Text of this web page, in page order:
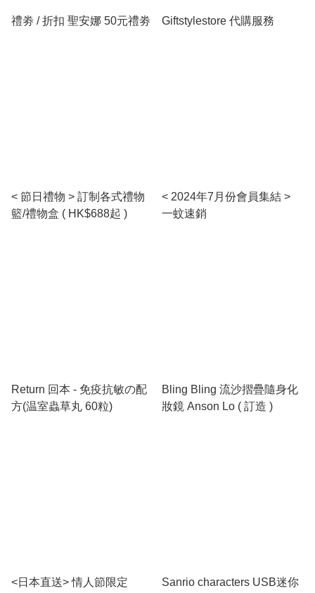
禮劵 / 折扣 聖安娜 50元禮劵 Giftstylestore 代購服務
< 節日禮物 > 訂制各式禮物
籃/禮物盒 ( HK$688起 )
< 2024年7月份會員集結 >
一蚊速銷
Return 回本 - 免疫抗敏の配
方(温室蟲草丸 60粒)
Bling Bling 流沙摺疊隨身化
妝鏡 Anson Lo ( 訂造 )
<日本直送> 情人節限定 Sanrio characters USB迷你